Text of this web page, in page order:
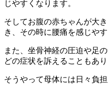
じやすくなります。
そしてお腹の赤ちゃんが大
き、その時に腰痛を感じやす
また、坐骨神経の圧迫や足
どの症状を訴えることもあり
そうやって母体には日々負